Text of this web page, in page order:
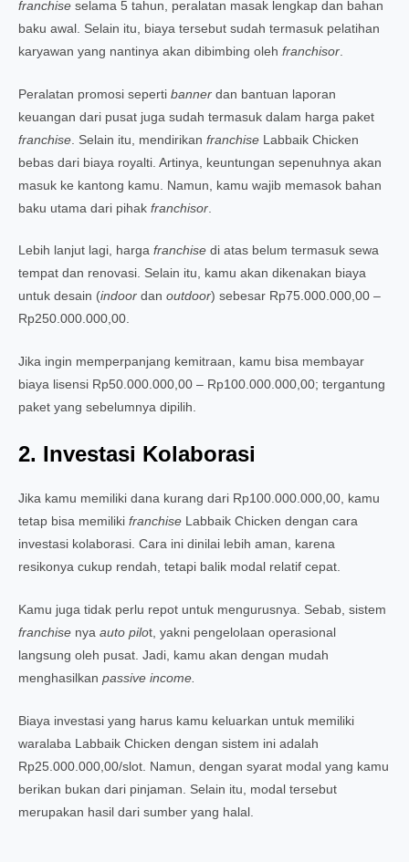
franchise selama 5 tahun, peralatan masak lengkap dan bahan
baku awal. Selain itu, biaya tersebut sudah termasuk pelatihan
karyawan yang nantinya akan dibimbing oleh franchisor
Peralatan promosi seperti banner dan bantuan laporan
keuangan dari pusat juga sudah termasuk dalam harga paket
franchise . Selain itu, mendirikan franchise Labbaik Chicken
bebas dari biaya royalti. Artinya, keuntungan sepenuhnya akan
masuk ke kantong kamu. Namun, kamu wajib memasok bahan
baku utama dari pihak franchisor
Lebih lanjut lagi, harga franchise di atas belum termasuk sewa
tempat dan renovasi. Selain itu, kamu akan dikenakan biaya
untuk desain (indoor dan outdoor) sebesar Rp75.000.000,00 –
Rp250.000.000,00.
Jika ingin memperpanjang kemitraan, kamu bisa membayar
biaya lisensi Rp50.000.000,00 – Rp100.000.000,00; tergantung
paket yang sebelumnya dipilih.
2. Investasi Kolaborasi
Jika kamu memiliki dana kurang dari Rp100.000.000,00, kamu
tetap bisa memiliki franchise Labbaik Chicken dengan cara
investasi kolaborasi. Cara ini dinilai lebih aman, karena
resikonya cukup rendah, tetapi balik modal relatif cepat.
Kamu juga tidak perlu repot untuk mengurusnya. Sebab, sistem
franchise nya auto pilot, yakni pengelolaan operasional
langsung oleh pusat. Jadi, kamu akan dengan mudah
menghasilkan passive income.
Biaya investasi yang harus kamu keluarkan untuk memiliki
waralaba Labbaik Chicken dengan sistem ini adalah
Rp25.000.000,00/slot. Namun, dengan syarat modal yang kamu
berikan bukan dari pinjaman. Selain itu, modal tersebut
merupakan hasil dari sumber yang halal.